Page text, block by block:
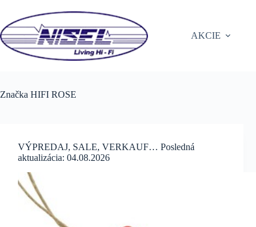
content
AKCIE
Značka HIFI ROSE
VÝPREDAJ, SALE, VERKAUF… Posledná
aktualizácia: 04.08.2026